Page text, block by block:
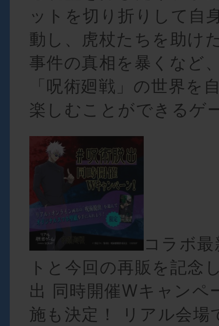
ットを切り折りして自
動し、虎杖たちを助け
事件の真相を暴くなど
「呪術廻戦」の世界を
楽しむことができるゲ
コラボ
トと今回の再販を記念
出 同時開催Wキャンペ
施も決定！ リアル会場